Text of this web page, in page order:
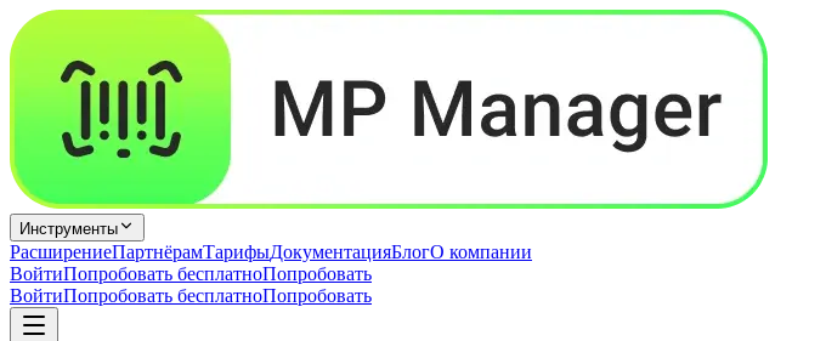
Инструменты
РасширениеПартнёрамТарифыДокументацияБлогО компании
ВойтиПопробовать бесплатноПопробовать
ВойтиПопробовать бесплатноПопробовать